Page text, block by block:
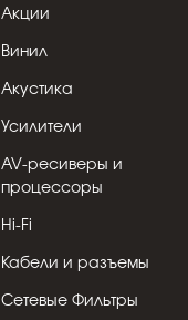
Акции
Винил
Акустика
Усилители
AV-ресиверы и
процессоры
Hi-Fi
Кабели и разъемы
Сетевые Фильтры